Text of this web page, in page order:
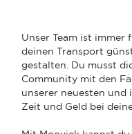
Unser Team ist immer
deinen Transport
gestalten. Du musst
Community mit den
unserer neuesten und
Zeit und Geld bei